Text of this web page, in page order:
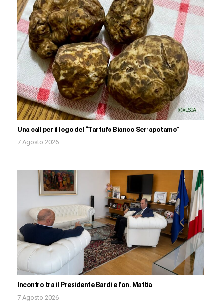
Una call per il logo del “Tartufo Bianco Serrapotamo”
7 Agosto 2026
Incontro tra il Presidente Bardi e l’on. Mattia
7 Agosto 2026